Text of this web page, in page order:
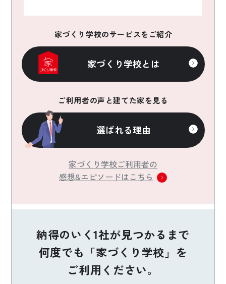
家づくり学校ご利用者の
感想&エピソードはこちら
家づくり学校のサービスをご紹介
家づくり学校とは
ご利用者の声と建てた家を見る
選ばれる理由
納得のいく1社が見つかるまで
何度でも「家づくり学校」を
ご利用ください。